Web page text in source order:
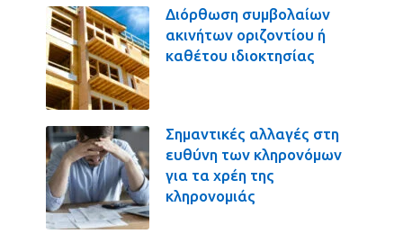
Διόρθωση συμβολαίων
ακινήτων οριζοντίου ή
καθέτου ιδιοκτησίας
Σημαντικές αλλαγές στη
ευθύνη των κληρονόμων
για τα χρέη της
κληρονομιάς